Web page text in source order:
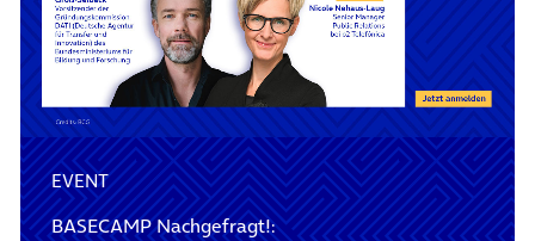
EVENT
BASECAMP Nachgefragt!: